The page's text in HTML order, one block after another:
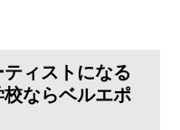
ィストになる
ならベルエポ